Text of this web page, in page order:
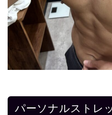
パーソナルストレ